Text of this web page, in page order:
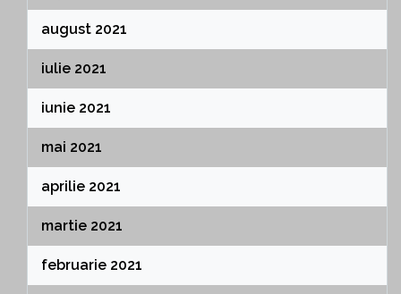
august 2021
iulie 2021
iunie 2021
mai 2021
aprilie 2021
martie 2021
februarie 2021